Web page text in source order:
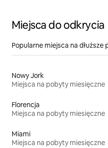
Miejsca do odkrycia
Popularne miejsca na dłuższe
Nowy Jork
Miejsca na pobyty miesięczne
Florencja
Miejsca na pobyty miesięczne
Miami
Miejsca na pobyty miesięczne